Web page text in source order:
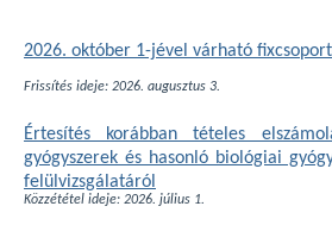
2026. október 1-jével várható
Frissítés ideje: 2026. augusztus 3.
Értesítés korábban tételes
gyógyszerek és hasonló biológiai
felülvizsgálatáról
Közzététel ideje: 2026. július 1.